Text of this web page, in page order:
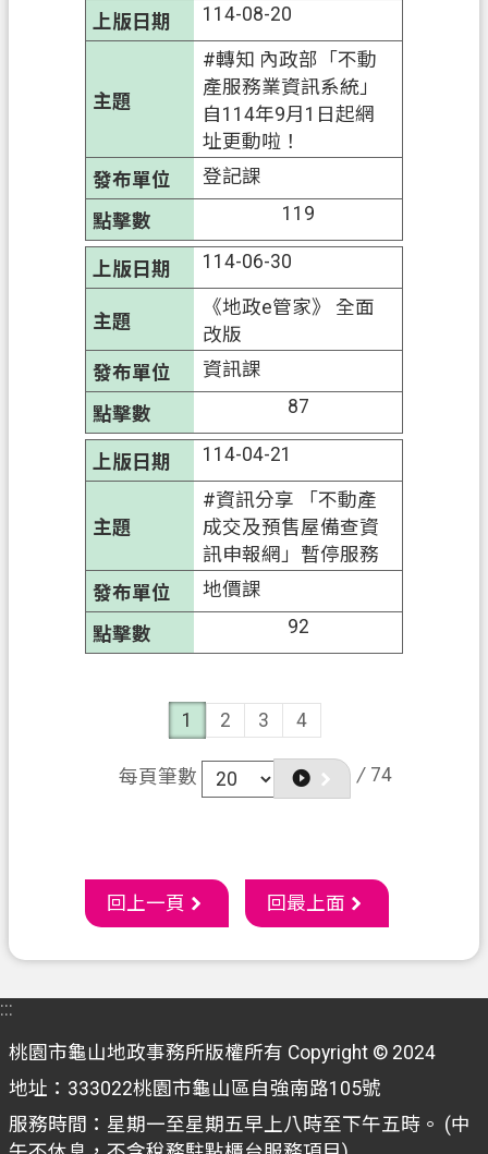
114-08-20
#轉知 內政部「不動
產服務業資訊系統」
自114年9月1日起網
址更動啦！
登記課
119
114-06-30
《地政e管家》 全面
改版
資訊課
87
114-04-21
#資訊分享 「不動產
成交及預售屋備查資
訊申報網」暫停服務
地價課
92
1 2 3 4
每頁筆數 / 74
回上一頁 回最上面
:::
桃園市龜山地政事務所版權所有 Copyright © 2024
地址：333022桃園市龜山區自強南路105號
服務時間：星期一至星期五早上八時至下午五時。 (中